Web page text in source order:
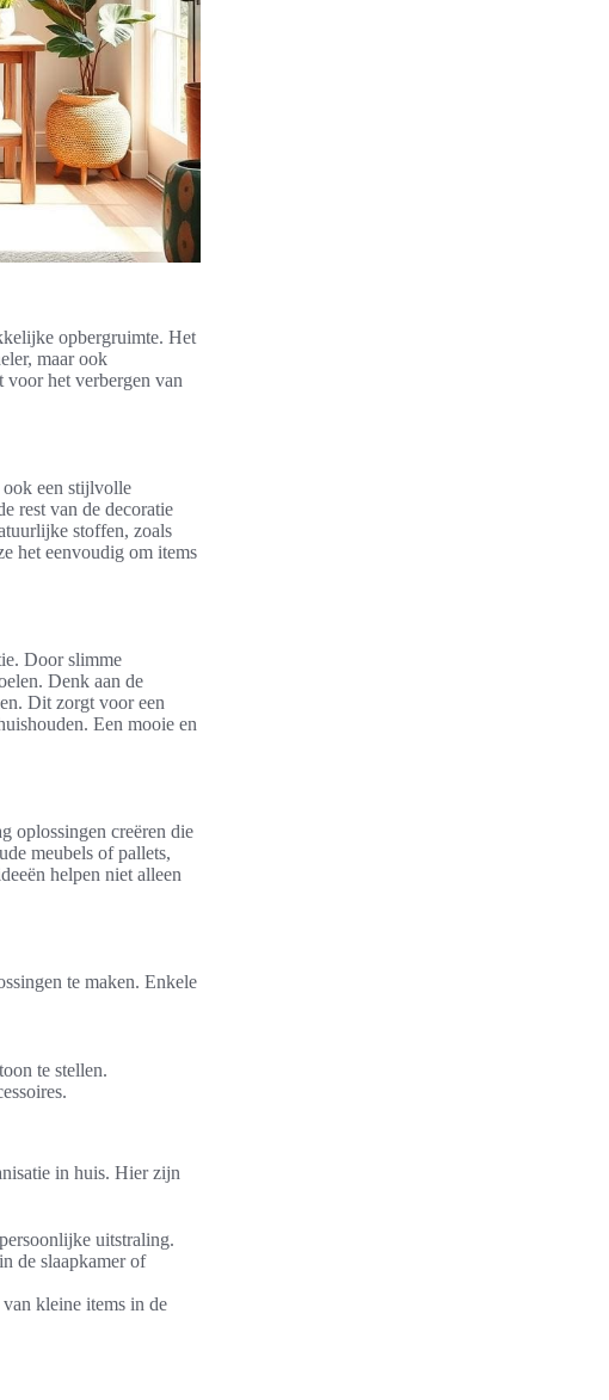
opbergruimte. Het
maar ook
het verbergen van
ook een stijlvolle
rest van de decoratie
stoffen, zoals
het eenvoudig om items
Door slimme
Denk aan de
Dit zorgt voor een
Een mooie en
oplossingen creëren die
meubels of pallets,
helpen niet alleen
te maken. Enkele
te stellen.
in huis. Hier zijn
uitstraling.
de slaapkamer of
kleine items in de